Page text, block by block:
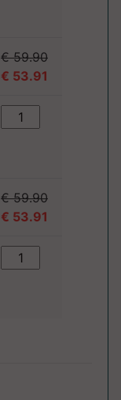
€ 59.90
€ 53.91
€ 59.90
€ 53.91